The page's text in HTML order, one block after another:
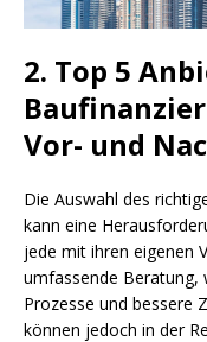
2. Top 5
Vor- und
Die Auswahl des
kann eine
jede mit ihren eigenen
umfassende Beratung,
Prozesse und bessere
können jedoch in der